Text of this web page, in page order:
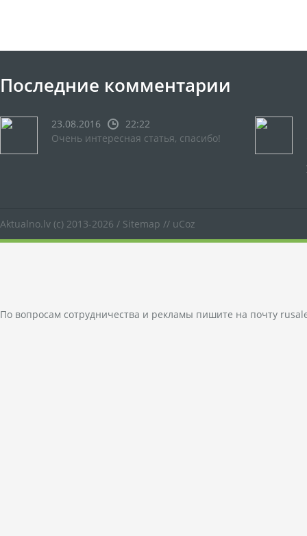
Последние комментарии
23.08.2016
22:22
Очень интересная статья, спасибо!
Aktualno.lv (c) 2013-2026 / Sitemap // uCoz
По вопросам сотрудничества и рекламы пишите на почту